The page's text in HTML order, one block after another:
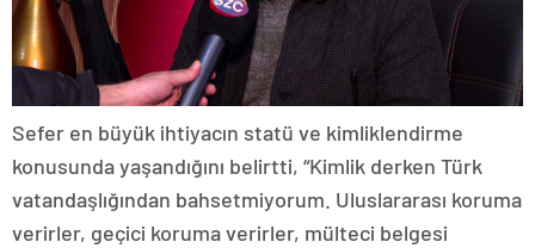
Sefer en büyük ihtiyacın statü ve kimliklendirme
konusunda yaşandığını belirtti, “Kimlik derken Türk
vatandaşlığından bahsetmiyorum. Uluslararası koruma
verirler, geçici koruma verirler, mülteci belgesi